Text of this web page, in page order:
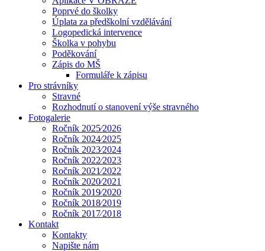
Poprvé do školky
Úplata za předškolní vzdělávání
Logopedická intervence
Školka v pohybu
Poděkování
Zápis do MŠ
Formuláře k zápisu
Pro strávníky
Stravné
Rozhodnutí o stanovení výše stravného
Fotogalerie
Ročník 2025⁄2026
Ročník 2024⁄2025
Ročník 2023⁄2024
Ročník 2022⁄2023
Ročník 2021⁄2022
Ročník 2020⁄2021
Ročník 2019⁄2020
Ročník 2018⁄2019
Ročník 2017⁄2018
Kontakt
Kontakty
Napište nám